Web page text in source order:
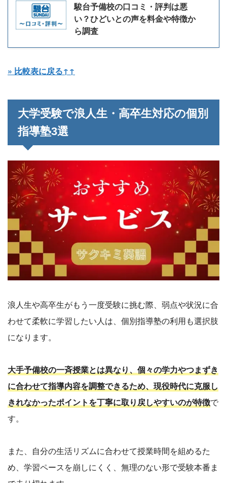
駿台予備校の口コミ・評判は悪
い？ひどいとの声を料金や特徴か
ら調査
» 比較表に戻る↑↑
大学受験で浪人生・高卒生対応の個別
指導塾3選
浪人生や高卒生がもう一度受験に挑む際、弱点や状況に合
わせて柔軟に学習したい人は、個別指導塾の利用も選択肢
になります。
大手予備校の一斉授業とは異なり、個々の学力やつまずき
に合わせて指導内容を調整できるため、現役時代に克服し
きれなかったポイントを丁寧に取り戻しやすいのが特徴で
す。
また、自分の生活リズムに合わせて授業時間を組めるた
め、学習ペースを崩しにくく、無理のない形で受験本番ま